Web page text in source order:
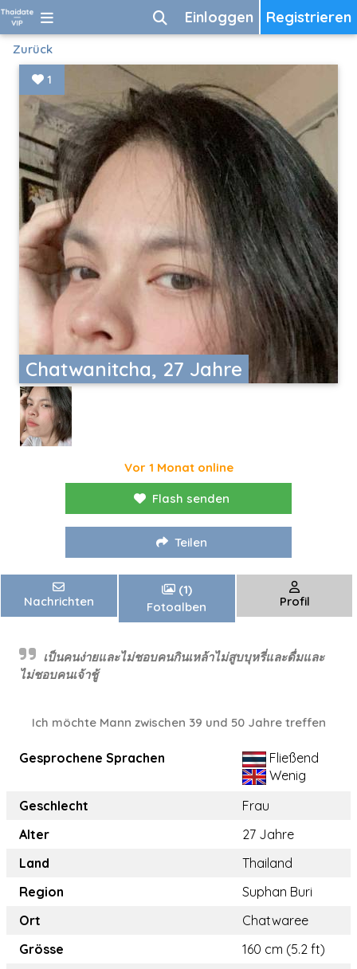
Registrieren
Einloggen
Zurück
Chatwanitcha, 27 Jahre
1
Vor 1 Monat online
Flash senden
Teilen
Nachrichten
(1)
Fotoalben
Profil
เป็นคนง่ายและไม่ชอบคนกินเหล้าไม่สูบบุหรี่และดื่มและ
ไม่ชอบคนเจ้าชู้
Ich möchte Mann zwischen 39 und 50 Jahre treffen
Gesprochene Sprachen
Fließend
Wenig
Geschlecht
Frau
Alter
27 Jahre
Land
Thailand
Region
Suphan Buri
Ort
Chatwaree
Grösse
160 cm (5.2 ft)